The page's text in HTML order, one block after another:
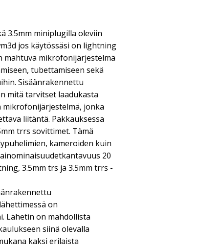
3.5mm miniplugilla oleviin
jos käytössäsi on lightning
mahtuva mikrofonijärjestelmä
tubettamiseen sekä
Sisäänrakennettu
mitä tarvitset laadukasta
jonka
liitäntä. Pakkauksessa
trrs sovittimet. Tämä
kameroiden kuin
20
3.5mm trs ja 3.5mm trrs -
on
Lähetin on mahdollista
siinä olevalla
kaksi erilaista